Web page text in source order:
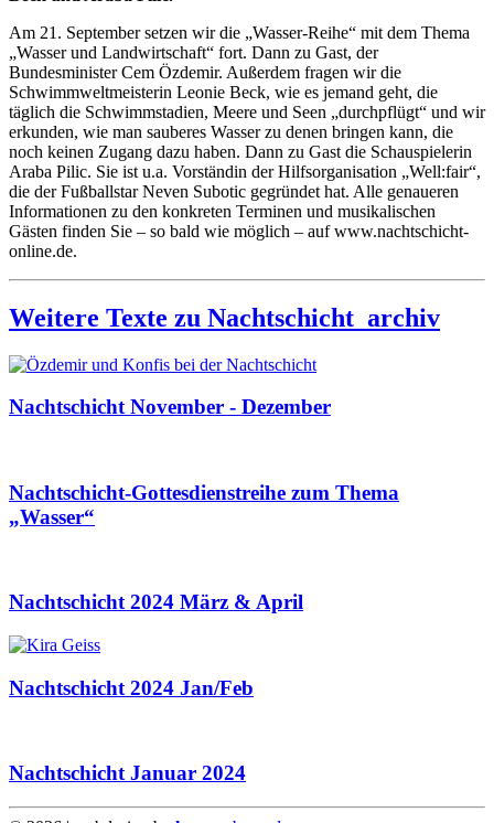
Am 21. September setzen wir die „Wasser-Reihe“ mit dem Thema
„Wasser und Landwirtschaft“ fort. Dann zu Gast, der
Bundesminister Cem Özdemir. Außerdem fragen wir die
Schwimmweltmeisterin Leonie Beck, wie es jemand geht, die
täglich die Schwimmstadien, Meere und Seen „durchpflügt“ und wir
erkunden, wie man sauberes Wasser zu denen bringen kann, die
noch keinen Zugang dazu haben. Dann zu Gast die Schauspielerin
Araba Pilic. Sie ist u.a. Vorständin der Hilfsorganisation „Well:fair“,
die der Fußballstar Neven Subotic gegründet hat. Alle genaueren
Informationen zu den konkreten Terminen und musikalischen
Gästen finden Sie – so bald wie möglich – auf www.nachtschicht-
online.de.
Weitere Texte zu Nachtschicht_archiv
Nachtschicht November - Dezember
Nachtschicht-Gottesdienstreihe zum Thema
„Wasser“
Nachtschicht 2024 März & April
Nachtschicht 2024 Jan/Feb
Nachtschicht Januar 2024